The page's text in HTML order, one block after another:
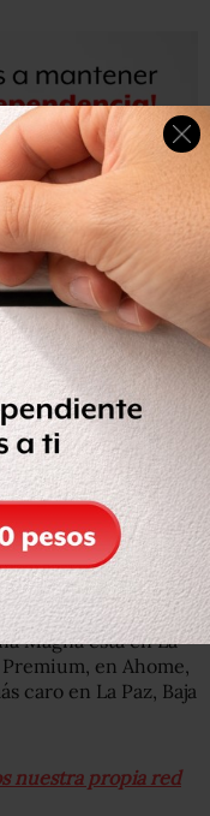
y de
tenga
y permite
y que los
dijo el presidente
Precios de las
Sheffield, indicó
Magna está en La
en Ahome,
caro en La Paz, Baja
nuestra propia red